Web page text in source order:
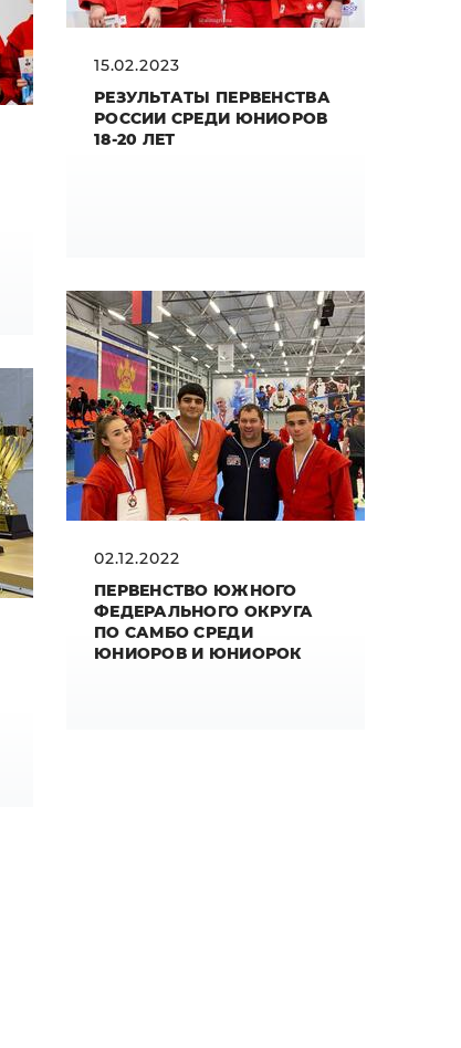
15.02.2023
РЕЗУЛЬТАТЫ ПЕРВЕНСТВА
РОССИИ СРЕДИ ЮНИОРОВ
18-20 ЛЕТ
02.12.2022
ПЕРВЕНСТВО ЮЖНОГО
ФЕДЕРАЛЬНОГО ОКРУГА
ПО САМБО СРЕДИ
ЮНИОРОВ И ЮНИОРОК